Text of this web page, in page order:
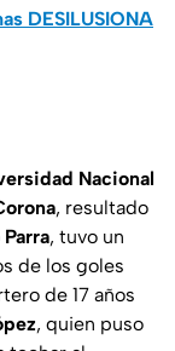
DESILUSIONA
Nacional
, resultado
, tuvo un
de los goles
de 17 años
, quien puso